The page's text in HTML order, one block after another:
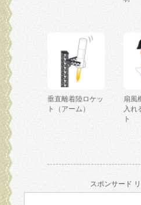
垂直離着陸ロケッ
ト（アーム）
扇風
入れ
ト
スポンサード